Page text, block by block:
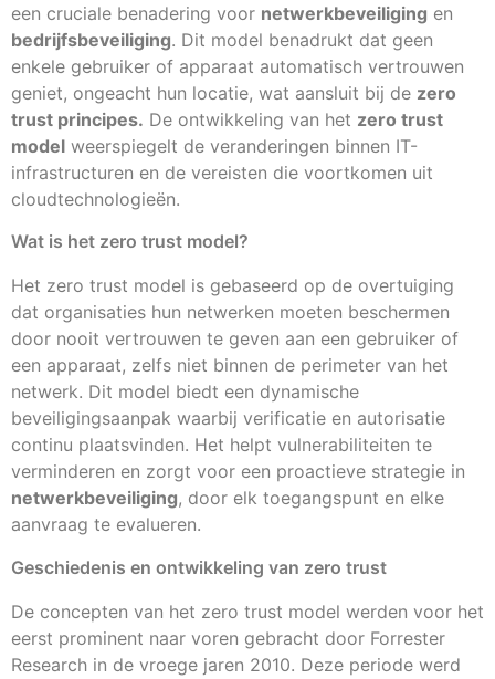
een cruciale benadering voor netwerkbeveiliging en
bedrijfsbeveiliging. Dit model benadrukt dat geen
enkele gebruiker of apparaat automatisch vertrouwen
geniet, ongeacht hun locatie, wat aansluit bij de zero
trust principes. De ontwikkeling van het zero trust
model weerspiegelt de veranderingen binnen IT-
infrastructuren en de vereisten die voortkomen uit
cloudtechnologieën.
Wat is het zero trust model?
Het zero trust model is gebaseerd op de overtuiging
dat organisaties hun netwerken moeten beschermen
door nooit vertrouwen te geven aan een gebruiker of
een apparaat, zelfs niet binnen de perimeter van het
netwerk. Dit model biedt een dynamische
beveiligingsaanpak waarbij verificatie en autorisatie
continu plaatsvinden. Het helpt vulnerabiliteiten te
verminderen en zorgt voor een proactieve strategie in
netwerkbeveiliging, door elk toegangspunt en elke
aanvraag te evalueren.
Geschiedenis en ontwikkeling van zero trust
De concepten van het zero trust model werden voor het
eerst prominent naar voren gebracht door Forrester
Research in de vroege jaren 2010. Deze periode werd